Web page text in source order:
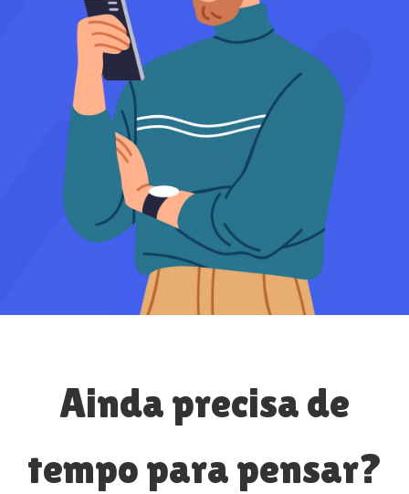
Ainda precisa de
tempo para pensar?